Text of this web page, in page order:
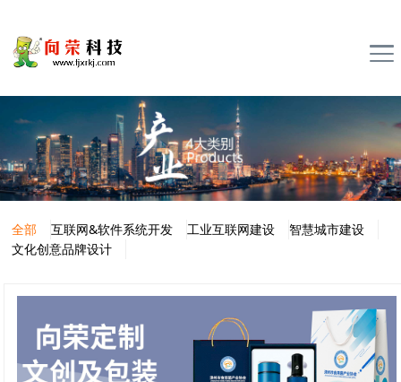
全部 互联网&软件系统开发 工业互联网建设
智慧城市建设
文化创意品牌设计